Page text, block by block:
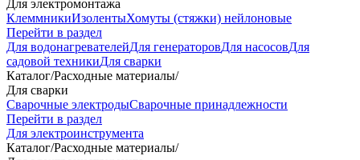
Для электромонтажа
КлеммникиИзолентыХомуты (стяжки) нейлоновые
Перейти в раздел
Для водонагревателейДля генераторовДля насосовДля
садовой техникиДля сварки
Каталог/Расходные материалы/
Для сварки
Сварочные электродыСварочные принадлежности
Перейти в раздел
Для электроинструмента
Каталог/Расходные материалы/